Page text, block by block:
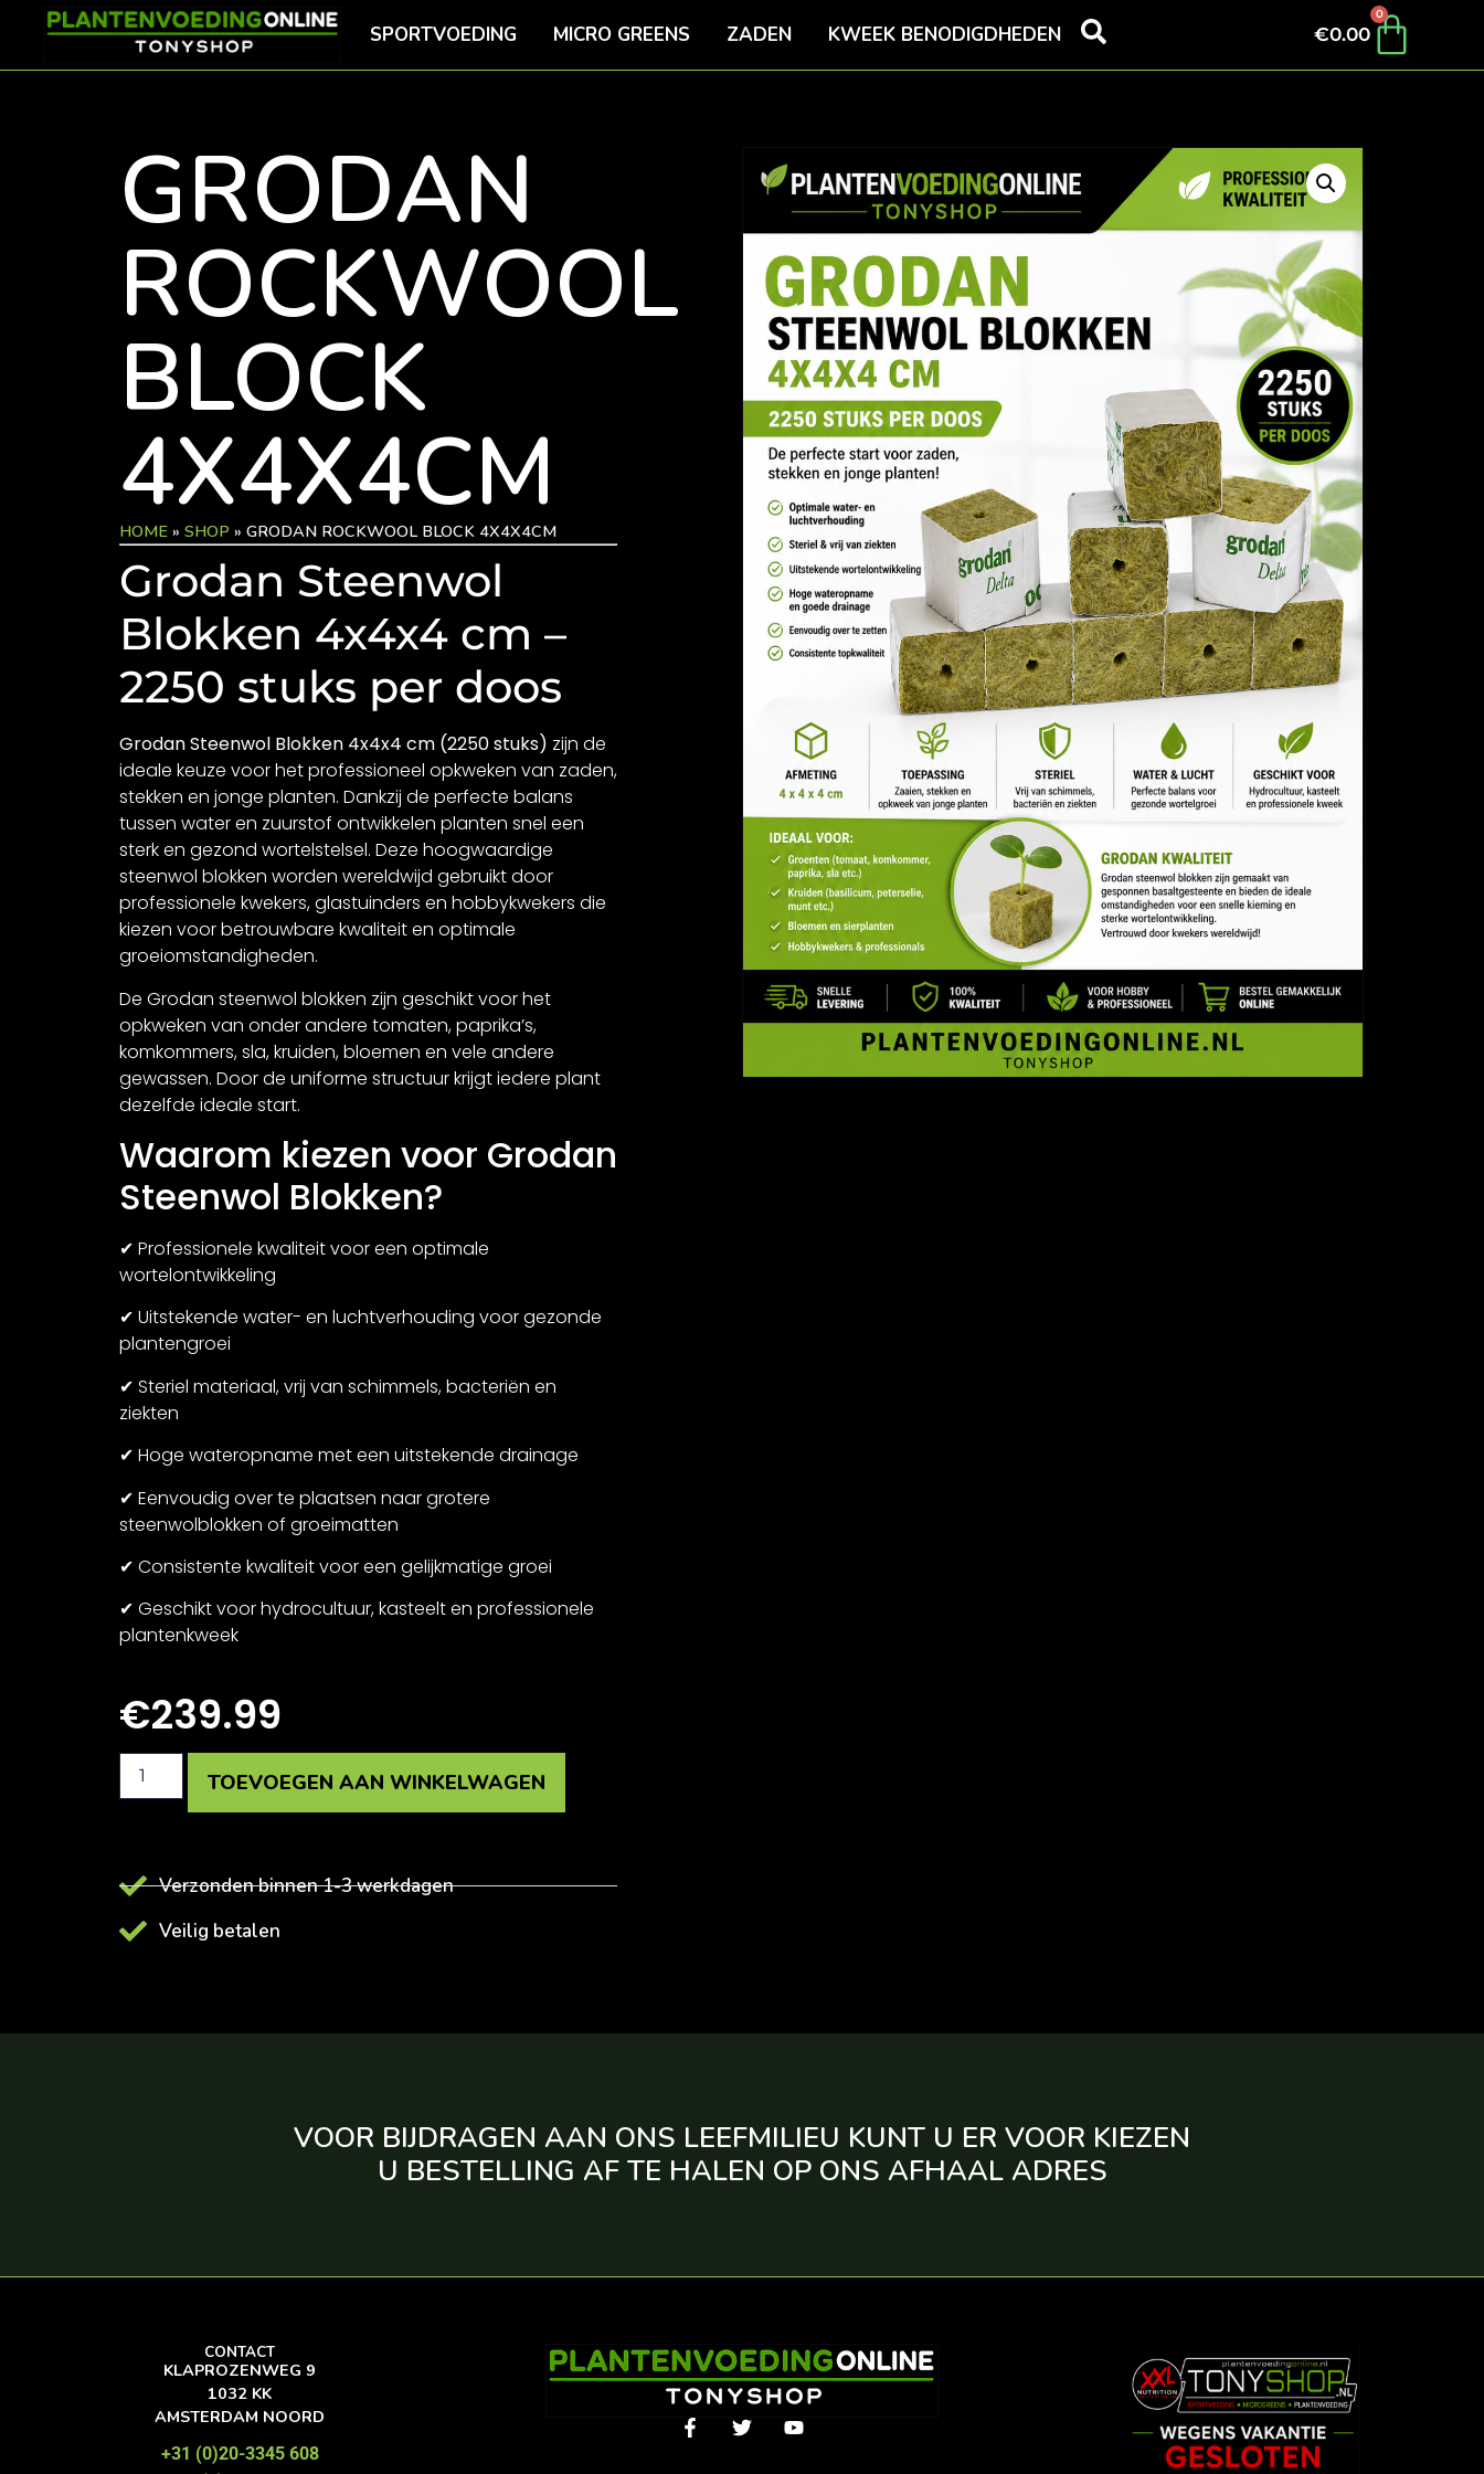
SPORTVOEDING MICRO GREENS ZADEN KWEEK BENODIGDHEDEN €0.00
0
GRODAN
ROCKWOOL
BLOCK
4X4X4CM
HOME» SHOP » GRODAN ROCKWOOL BLOCK 4X4X4CM
Grodan Steenwol
Blokken 4x4x4 cm –
2250 stuks per doos
Grodan Steenwol Blokken 4x4x4 cm (2250 stuks) zijn de
ideale keuze voor het professioneel opkweken van zaden,
stekken en jonge planten. Dankzij de perfecte balans
tussen water en zuurstof ontwikkelen planten snel een
sterk en gezond wortelstelsel. Deze hoogwaardige
steenwol blokken worden wereldwijd gebruikt door
professionele kwekers, glastuinders en hobbykwekers die
kiezen voor betrouwbare kwaliteit en optimale
groeiomstandigheden.
De Grodan steenwol blokken zijn geschikt voor het
opkweken van onder andere tomaten, paprika’s,
komkommers, sla, kruiden, bloemen en vele andere
gewassen. Door de uniforme structuur krijgt iedere plant
dezelfde ideale start.
Waarom kiezen voor Grodan
Steenwol Blokken?
✔ Professionele kwaliteit voor een optimale
wortelontwikkeling
✔ Uitstekende water- en luchtverhouding voor gezonde
plantengroei
✔ Steriel materiaal, vrij van schimmels, bacteriën en
ziekten
✔ Hoge wateropname met een uitstekende drainage
✔ Eenvoudig over te plaatsen naar grotere
steenwolblokken of groeimatten
✔ Consistente kwaliteit voor een gelijkmatige groei
✔ Geschikt voor hydrocultuur, kasteelt en professionele
plantenkweek
€239.99
TOEVOEGEN AAN WINKELWAGEN
Verzonden binnen 1-3 werkdagen
Veilig betalen
VOOR BIJDRAGEN AAN ONS LEEFMILIEU KUNT U ER VOOR KIEZEN
U BESTELLING AF TE HALEN OP ONS AFHAAL ADRES
CONTACT
KLAPROZENWEG 9
1032 KK
AMSTERDAM NOORD
+31 (0)20-3345 608